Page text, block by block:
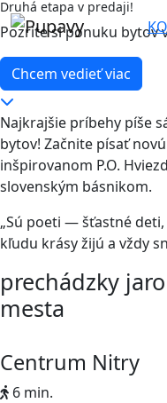
Druhá etapa v predaji!
Pozrite si ponuku bytov
Chcem vedieť viac
Najkrajšie príbehy píše
bytov! Začnite písať
inšpirovanom P.O.
slovenským básnikom.
„Sú poeti — šťastné
kľudu krásy žijú a vždy
prechádzky
mesta
Centrum Nitry
6 min.